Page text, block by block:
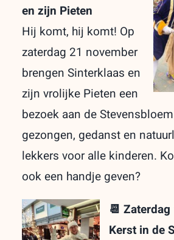
en zijn Pieten
Hij komt, hij komt! Op
zaterdag 21 november
brengen Sinterklaas en
zijn vrolijke Pieten een
bezoek aan de
gezongen, gedanst en
lekkers voor alle kinderen.
ook een handje geven?
📆
Kerst in de